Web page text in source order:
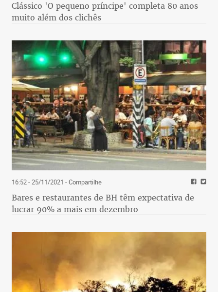
Clássico 'O pequeno príncipe' completa 80 anos
muito além dos clichês
16:52 - 25/11/2021 - Compartilhe
Bares e restaurantes de BH têm expectativa de
lucrar 90% a mais em dezembro